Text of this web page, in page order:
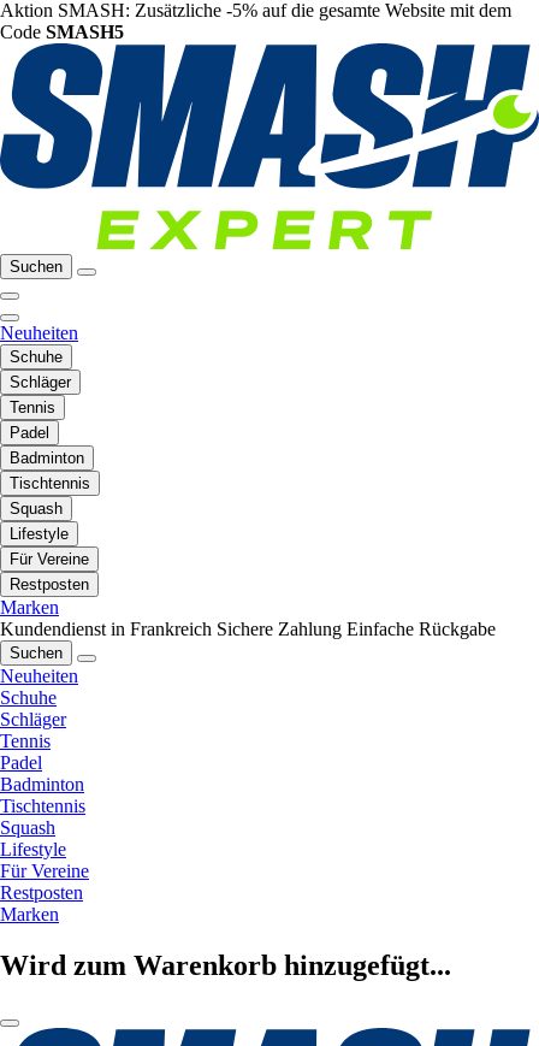
Aktion SMASH: Zusätzliche -5% auf die gesamte Website mit dem
Code SMASH5
Suchen
Neuheiten
Schuhe
Schläger
Tennis
Padel
Badminton
Tischtennis
Squash
Lifestyle
Für Vereine
Restposten
Marken
Kundendienst in Frankreich Sichere Zahlung Einfache Rückgabe
Suchen
Neuheiten
Schuhe
Schläger
Tennis
Padel
Badminton
Tischtennis
Squash
Lifestyle
Für Vereine
Restposten
Marken
Wird zum Warenkorb hinzugefügt...